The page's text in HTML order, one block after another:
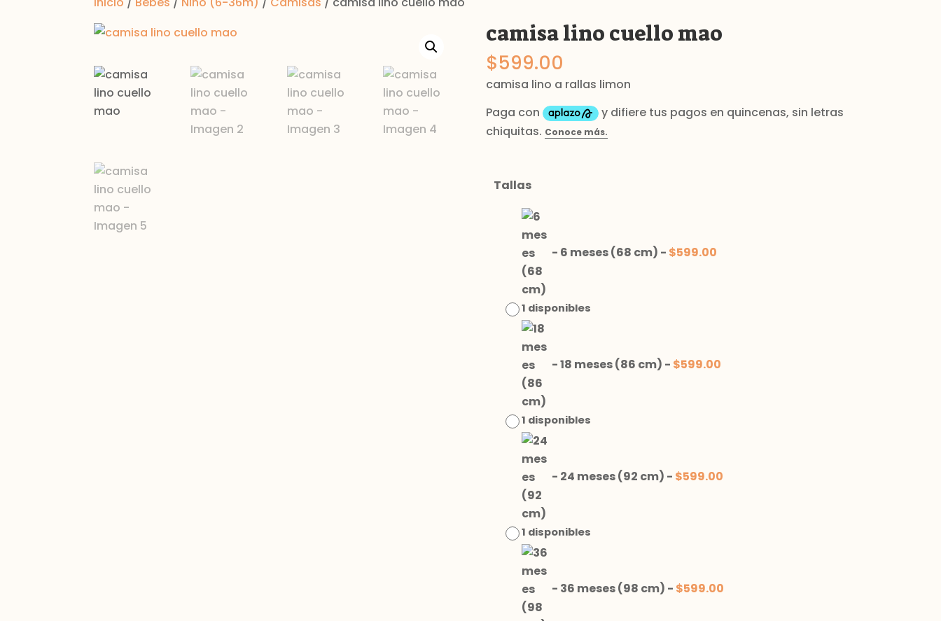
camisa lino cuello mao
$599.00
camisa lino a rallas limon
Tallas
- 6 meses (68 cm) - $599.00
1 disponibles
-18 meses (86 cm) - $599.00
1 disponibles
- 24 meses (92 cm) - $599.00
1 disponibles
- 36 meses (98 cm) - $599.00